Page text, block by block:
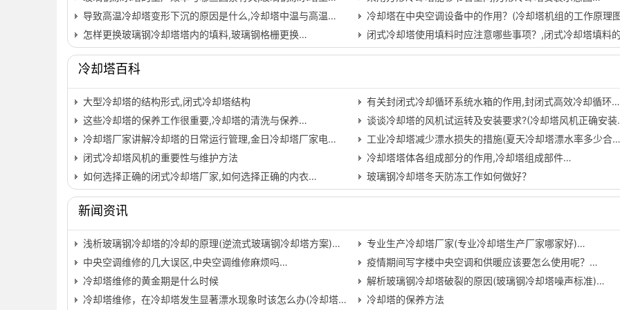
导致高温冷却塔变形下沉的原因是什么,冷却塔中温与高温…
冷却塔在中央空调设备中的作用？(冷却塔机组的工作原理
怎样更换玻璃钢冷却塔塔内的填料,玻璃钢格栅更换…
闭式冷却塔使用填料时应注意哪些事项？,闭式冷却塔填料
冷却塔百科
大型冷却塔的结构形式,闭式冷却塔结构
有关封闭式冷却循环系统水箱的作用,封闭式高效冷却循环…
这些冷却塔的保养工作很重要,冷却塔的清洗与保养…
谈谈冷却塔的风机试运转及安装要求?(冷却塔风机正确安
冷却塔厂家讲解冷却塔的日常运行管理,金日冷却塔厂家电…
工业冷却塔减少漂水损失的措施(夏天冷却塔漂水率多少合…
闭式冷却塔风机的重要性与维护方法
冷却塔塔体各组成部分的作用,冷却塔组成部件…
如何选择正确的闭式冷却塔厂家,如何选择正确的内衣…
玻璃钢冷却塔冬天防冻工作如何做好？
新闻资讯
浅析玻璃钢冷却塔的冷却的原理(逆流式玻璃钢冷却塔方案)…
专业生产冷却塔厂家(专业冷却塔生产厂家哪家好)…
中央空调维修的几大误区,中央空调维修麻烦吗…
疫情期间写字楼中央空调和供暖应该要怎么使用呢？…
冷却塔维修的黄金期是什么时候
解析玻璃钢冷却塔破裂的原因(玻璃钢冷却塔噪声标准)…
冷却塔维修，在冷却塔发生显著漂水现象时该怎么办(冷却塔…
冷却塔的保养方法